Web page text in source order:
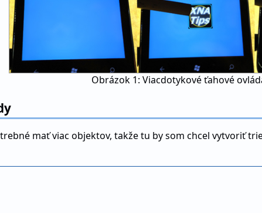
Obrázok 1: Viacdotykové ťahové
mať viac objektov, takže tu by som chcel vytvoriť